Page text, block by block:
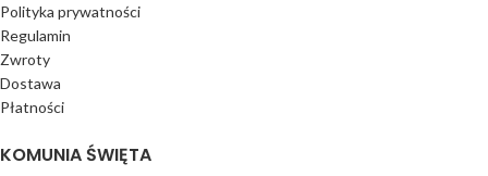
Polityka prywatności
Regulamin
Zwroty
Dostawa
Płatności
KOMUNIA ŚWIĘTA